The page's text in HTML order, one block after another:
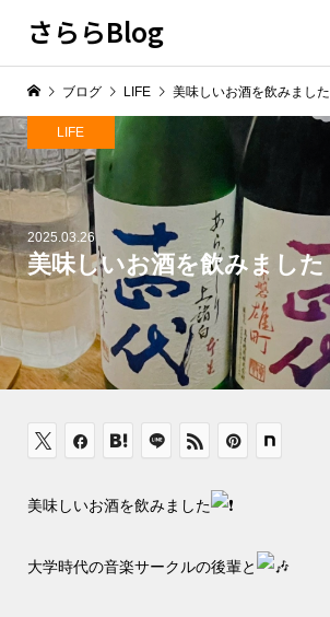
さららBlog
2025.03.26
美味しいお酒を飲みました
LIFE
ブログ LIFE 美味しいお酒を飲みました
美味しいお酒を飲みました
大学時代の音楽サークルの後輩と